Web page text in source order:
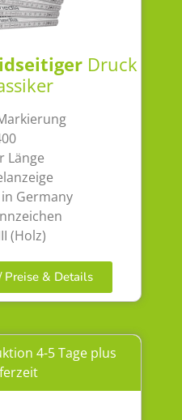
Druck
Länge
Germany
(Holz)
& Details
4-5 Tage plus